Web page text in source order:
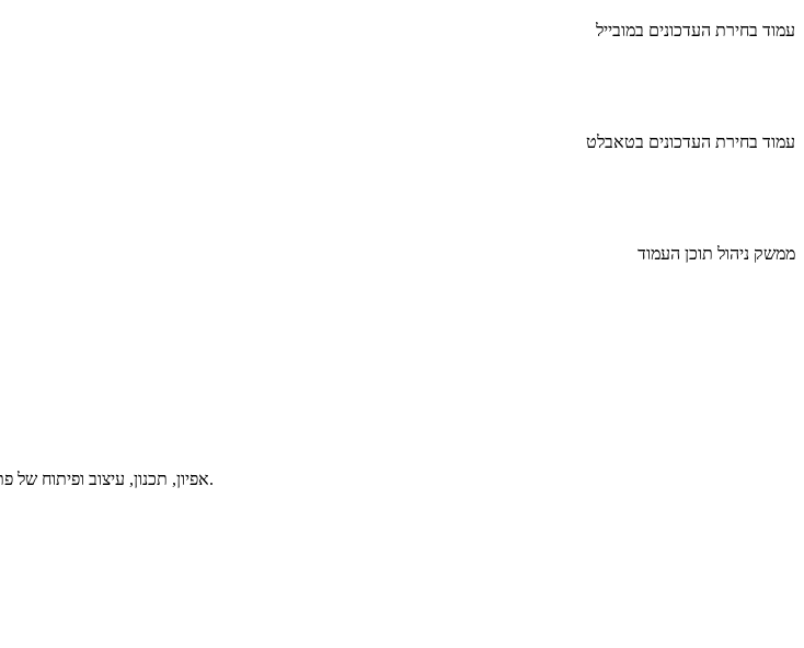
עמוד בחירת העדכונים במובייל
עמוד בחירת העדכונים בטאבלט
ממשק ניהול תוכן העמוד
אפיון, תכנון, עיצוב ופיתוח של פתרונות טכנולוגיים לעולם הדיגיטלי, באיכות מרבית ותוך מתן שירות מסור ואדיב – זה אנחנו. דברו איתנו.